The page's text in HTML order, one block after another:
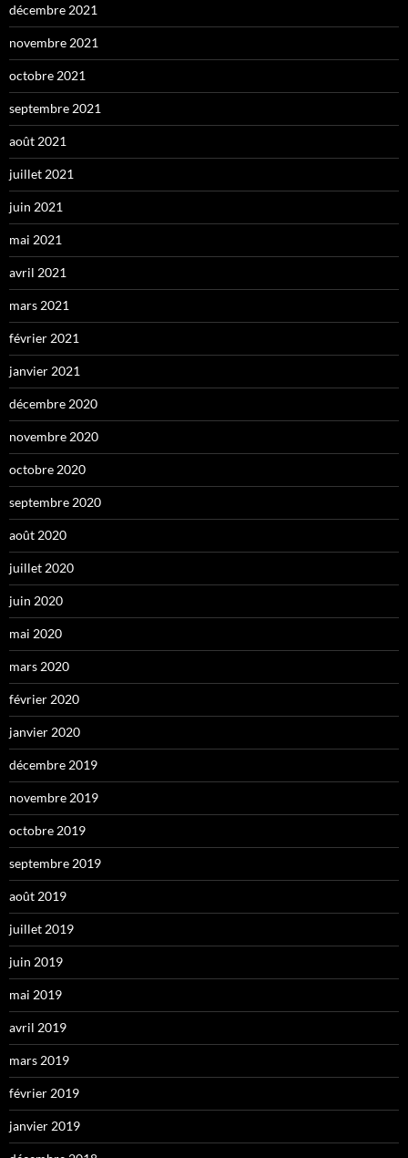
décembre 2021
novembre 2021
octobre 2021
septembre 2021
août 2021
juillet 2021
juin 2021
mai 2021
avril 2021
mars 2021
février 2021
janvier 2021
décembre 2020
novembre 2020
octobre 2020
septembre 2020
août 2020
juillet 2020
juin 2020
mai 2020
mars 2020
février 2020
janvier 2020
décembre 2019
novembre 2019
octobre 2019
septembre 2019
août 2019
juillet 2019
juin 2019
mai 2019
avril 2019
mars 2019
février 2019
janvier 2019